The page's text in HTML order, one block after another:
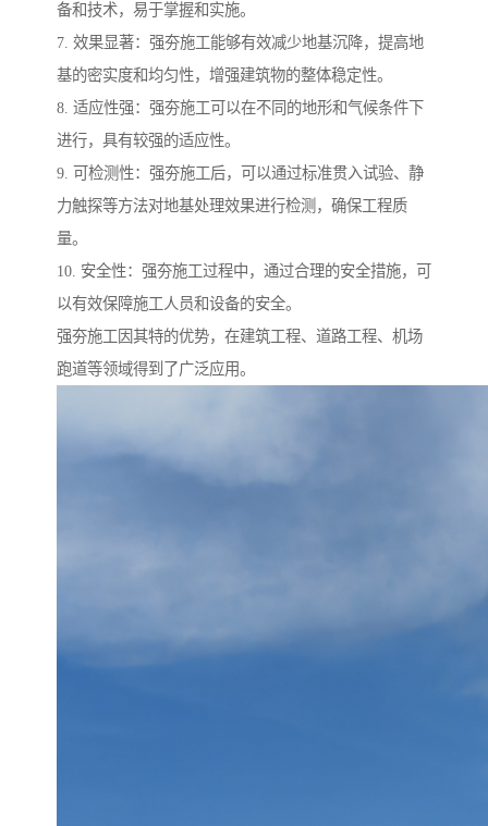
备和技术，易于掌握和实施。
7. 效果显著：强夯施工能够有效减少地基沉降，提高地
基的密实度和均匀性，增强建筑物的整体稳定性。
8. 适应性强：强夯施工可以在不同的地形和气候条件下
进行，具有较强的适应性。
9. 可检测性：强夯施工后，可以通过标准贯入试验、静
力触探等方法对地基处理效果进行检测，确保工程质
量。
10. 安全性：强夯施工过程中，通过合理的安全措施，可
以有效保障施工人员和设备的安全。
强夯施工因其特的优势，在建筑工程、道路工程、机场
跑道等领域得到了广泛应用。